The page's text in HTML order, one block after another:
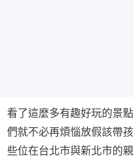
看了這麼多有趣好玩的景
們就不必再煩惱放假該帶
些位在台北市與新北市的